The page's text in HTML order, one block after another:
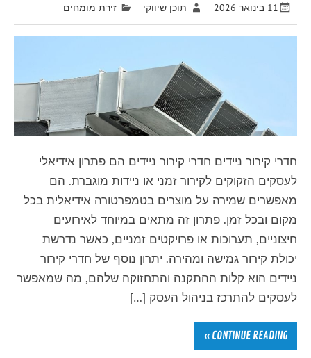
11 בינואר 2026 תוכן שיווקי זירת מומחים
חדרי קירור ניידים חדרי קירור ניידים הם פתרון אידיאלי
לעסקים הזקוקים לקירור זמני או ניידות מוגברת. הם
מאפשרים שמירה על מוצרים בטמפרטורה אידיאלית בכל
מקום ובכל זמן. פתרון זה מתאים במיוחד לאירועים
חיצוניים, תערוכות או פרויקטים זמניים, כאשר נדרשת
יכולת קירור גמישה ומהירה. יתרון נוסף של חדרי קירור
ניידים הוא קלות ההתקנה והתחזוקה שלהם, מה שמאפשר
לעסקים להתרכז בניהול העסק […]
CONTINUE READING »